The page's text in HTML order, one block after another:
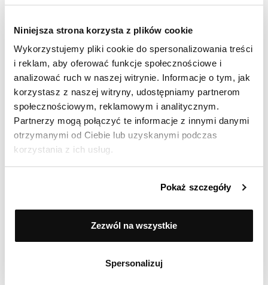
Niniejsza strona korzysta z plików cookie
Wykorzystujemy pliki cookie do spersonalizowania treści
i reklam, aby oferować funkcje społecznościowe i
analizować ruch w naszej witrynie. Informacje o tym, jak
korzystasz z naszej witryny, udostępniamy partnerom
społecznościowym, reklamowym i analitycznym.
Partnerzy mogą połączyć te informacje z innymi danymi
otrzymanymi od Ciebie lub uzyskanymi podczas
korzystania z ich usług.
Pokaż szczegóły
Zezwól na wszystkie
Spersonalizuj
stron. No i te pokrywki pasujące jak ulał 😁
Ocenił(a) produkt na
Opinia zamieszczona 13.11.2025
patelnie dość nierówne, olej spływa na boki jakby
na środku było wybrzuszenie. Jedna z pateli
przyjechała uszkodzona. Proces reklamacji jest
nową, ale od 4 dni paczka nie została nadana.